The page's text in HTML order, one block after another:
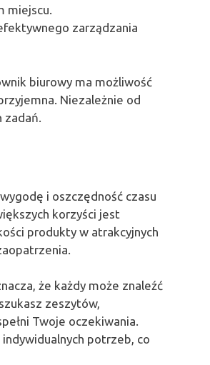
miejscu.
zarządzania
biurowy ma możliwość
Niezależnie od
zadań.
i oszczędność czasu
korzyści jest
produkty w atrakcyjnych
że każdy może znaleźć
zeszytów,
Twoje oczekiwania.
potrzeb, co